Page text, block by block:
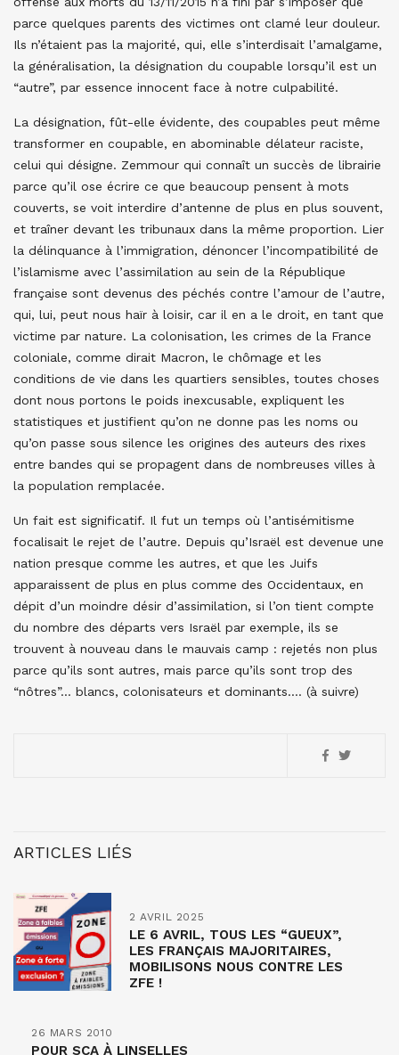
parce quelques parents des victimes ont clamé leur douleur.
Ils n’étaient pas la majorité, qui, elle s’interdisait l’amalgame,
la généralisation, la désignation du coupable lorsqu’il est un
“autre”, par essence innocent face à notre culpabilité.
La désignation, fût-elle évidente, des coupables peut même
transformer en coupable, en abominable délateur raciste,
celui qui désigne. Zemmour qui connaît un succès de librairie
parce qu’il ose écrire ce que beaucoup pensent à mots
couverts, se voit interdire d’antenne de plus en plus souvent,
et traîner devant les tribunaux dans la même proportion. Lier
la délinquance à l’immigration, dénoncer l’incompatibilité de
l’islamisme avec l’assimilation au sein de la République
française sont devenus des péchés contre l’amour de l’autre,
qui, lui, peut nous haïr à loisir, car il en a le droit, en tant que
victime par nature. La colonisation, les crimes de la France
coloniale, comme dirait Macron, le chômage et les
conditions de vie dans les quartiers sensibles, toutes choses
dont nous portons le poids inexcusable, expliquent les
statistiques et justifient qu’on ne donne pas les noms ou
qu’on passe sous silence les origines des auteurs des rixes
entre bandes qui se propagent dans de nombreuses villes à
la population remplacée.
Un fait est significatif. Il fut un temps où l’antisémitisme
focalisait le rejet de l’autre. Depuis qu’Israël est devenue une
nation presque comme les autres, et que les Juifs
apparaissent de plus en plus comme des Occidentaux, en
dépit d’un moindre désir d’assimilation, si l’on tient compte
du nombre des départs vers Israël par exemple, ils se
trouvent à nouveau dans le mauvais camp : rejetés non plus
parce qu’ils sont autres, mais parce qu’ils sont trop des
“nôtres”… blancs, colonisateurs et dominants…. (à suivre)
ARTICLES LIÉS
2 AVRIL 2025
LE 6 AVRIL, TOUS LES “GUEUX”,
LES FRANÇAIS MAJORITAIRES,
MOBILISONS NOUS CONTRE LES
ZFE !
26 MARS 2010
POUR SCA À LINSELLES